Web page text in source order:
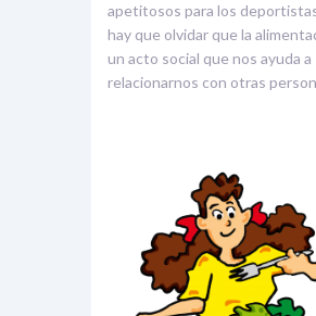
apetitosos para los
hay que olvidar que la
un acto social que nos ayuda a
relacionarnos con otras